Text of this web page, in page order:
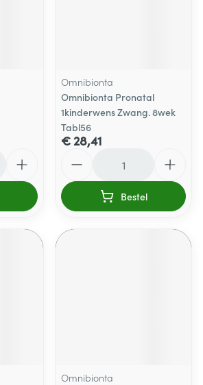
Omnibionta
Omnibionta Pronatal
1kinderwens Zwang. 8wek
Tabl56
€ 28,41
Bestel
Omnibionta